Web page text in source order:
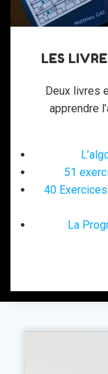
LES
Deux livres
apprendre
51
40
La